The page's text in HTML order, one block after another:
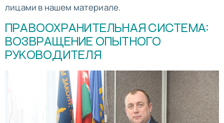
лицами в нашем материале.
ПРАВООХРАНИТЕЛЬНАЯ СИСТЕМА:
ВОЗВРАЩЕНИЕ ОПЫТНОГО
РУКОВОДИТЕЛЯ